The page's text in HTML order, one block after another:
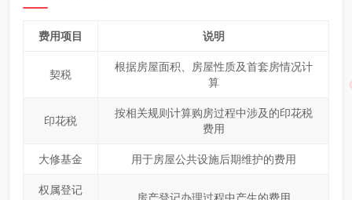
费用项目 说明
契税
根据房屋面积、房屋性质及首套房情况计
算
印花税
按相关规则计算购房过程中涉及的印花税
费用
大修基金 用于房屋公共设施后期维护的费用
权属登记
房产登记办理过程中产生的费用